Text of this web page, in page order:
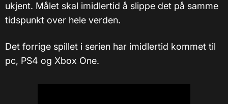
ukjent. Målet skal imidlertid å slippe det på samme
tidspunkt over hele verden.
Det forrige spillet i serien har imidlertid kommet til
pc, PS4 og Xbox One.